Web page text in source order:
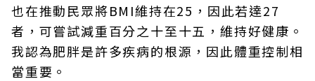
也在推動民眾將BMI維持在25，因此若達27
者，可嘗試減重百分之十至十五，維持好健康。
我認為肥胖是許多疾病的根源，因此體重控制相
當重要。